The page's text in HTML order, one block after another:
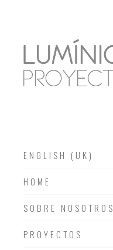
ENGLISH (UK)
HOME
SOBRE NOSOTROS
PROYECTOS